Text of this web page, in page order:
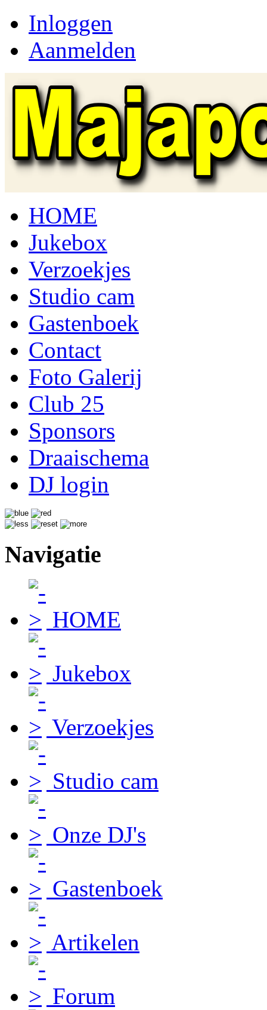
Inloggen
Aanmelden
HOME
Jukebox
Verzoekjes
Studio cam
Gastenboek
Contact
Foto Galerij
Club 25
Sponsors
Draaischema
DJ login
Navigatie
HOME
Jukebox
Verzoekjes
Studio cam
Onze DJ's
Gastenboek
Artikelen
Forum